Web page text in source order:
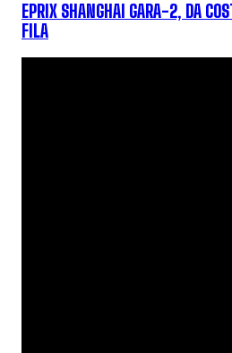
EPRIX SHANGHAI GARA-2, DA
FILA